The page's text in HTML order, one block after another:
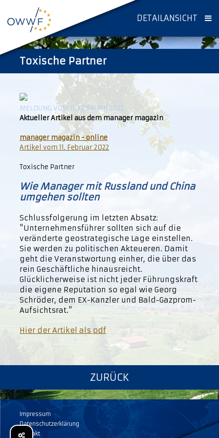
DETAILANSICHT
Toxische Partner
MELDUNG VOM 11. FEBRUAR 2022
Aktueller Artikel aus dem manager magazin
manager magazin - online
Artikel vom 11. Februar 2022
Toxische Partner
Wie Manager mit Russland und China
umgehen sollten
Schlussfolgerung im letzten Absatz:
"Unternehmensführer sollten sich auf die
veränderte geostrategische Lage einstellen.
Sie werden zu politischen Akteueren. Damit
geht die Veranstwortung einher, die über das
rein Geschäftliche hinausreicht.
Glücklicherweise ist nicht jeder Führungskraft
die eigene Reputation so egal wie Georg
Schröder, dem EX-Kanzler und Bald-Gazprom-
Aufsichtsrat."
Hier der Artikel als pdf
ZURÜCK
Impressum
Datenschutzerklärung
Kontakt